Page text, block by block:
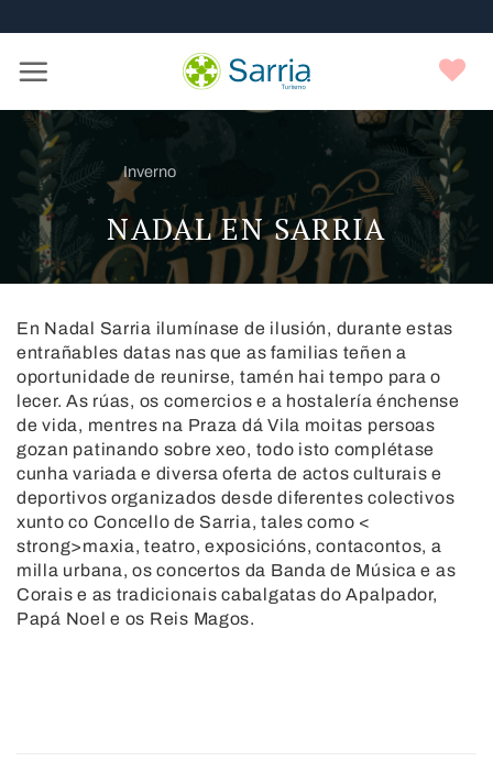
este
web
sistema
accesibilidad.
to
Inverno
NADAL EN SARRIA
En Nadal Sarria ilumínase de ilusión, durante estas
entrañables datas nas que as familias teñen a
oportunidade de reunirse, tamén hai tempo para o
lecer. As rúas, os comercios e a hostalería énchense
de vida, mentres na Praza dá Vila moitas persoas
gozan patinando sobre xeo, todo isto complétase
cunha variada e diversa oferta de actos culturais e
deportivos organizados desde diferentes colectivos
xunto co Concello de Sarria, tales como <
strong>maxia, teatro, exposicións, contacontos, a
milla urbana, os concertos da Banda de Música e as
Corais e as tradicionais cabalgatas do Apalpador,
Papá Noel e os Reis Magos.